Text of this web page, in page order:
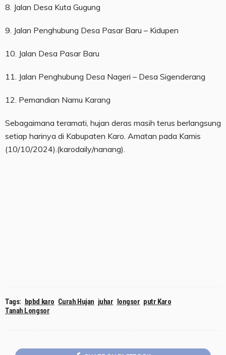
8. Jalan Desa Kuta Gugung
9. Jalan Penghubung Desa Pasar Baru – Kidupen
10. Jalan Desa Pasar Baru
11. Jalan Penghubung Desa Nageri – Desa Sigenderang
12. Pemandian Namu Karang
Sebagaimana teramati, hujan deras masih terus berlangsung
setiap harinya di Kabupaten Karo. Amatan pada Kamis
(10/10/2024).(karodaily/nanang).
Tags: bpbd karo Curah Hujan juhar longsor putr Karo
Tanah Longsor